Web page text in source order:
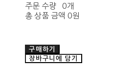
주문 수량
0개
총 상품 금액 0원
구매하기
장바구니에 담기